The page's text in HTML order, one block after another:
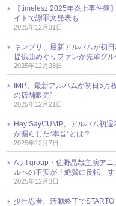
【timelesz 2025年炎上事件
イトで謝罪文発表も
2025年12月31日
キンプリ、最新アルバムが初
提供曲めぐりファンが先輩グ
2025年12月28日
IMP.、最新アルバムが初日5
の店舗販売”
2025年12月21日
Hey!Say!JUMP、アルバム初
が漏らした“本音”とは？
2025年12月7日
Aぇ! group・佐野晶哉主演ア
ルへの不安が「絶賛に反転」
2025年12月3日
少年忍者、活動終了で